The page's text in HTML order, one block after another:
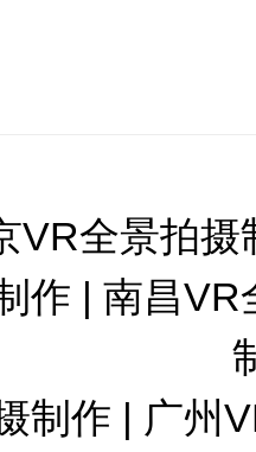
VR全景拍摄
作 | 南昌VR
制作 | 广州